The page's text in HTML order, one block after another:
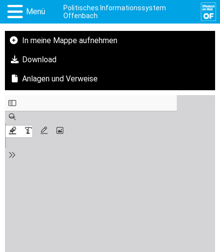
Menü
Politisches Informationssystem
Offenbach
In meine Mappe aufnehmen
Download
Anlagen und Verweise